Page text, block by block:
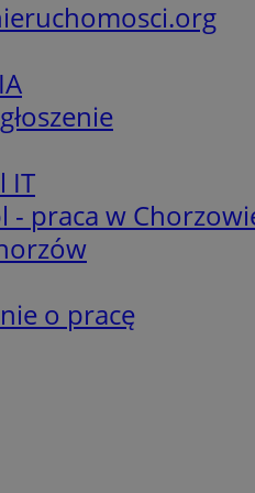
IT
- praca w
o pracę